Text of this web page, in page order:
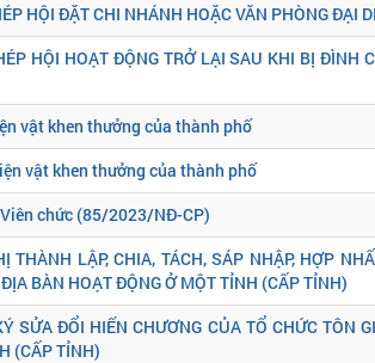
HỘI ĐẶT CHI NHÁNH HOẶC VĂN PHÒNG ĐẠI
HỘI HOẠT ĐỘNG TRỞ LẠI SAU KHI BỊ ĐÌNH
vật khen thưởng của thành phố
vật khen thưởng của thành phố
chức (85/2023/NĐ-CP)
THÀNH LẬP, CHIA, TÁCH, SÁP NHẬP, HỢP
BÀN HOẠT ĐỘNG Ở MỘT TỈNH (CẤP TỈNH)
SỬA ĐỔI HIẾN CHƯƠNG CỦA TỔ CHỨC TÔN
(CẤP TỈNH)